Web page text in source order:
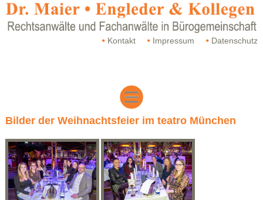
Kontakt Impressum Datenschutz
Bilder der Weihnachtsfeier im teatro München